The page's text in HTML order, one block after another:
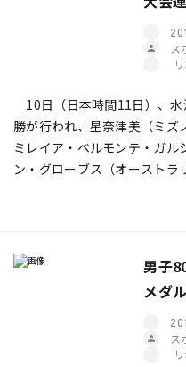
ス
10日（日本時間11日）、
勝が行われ、星奈津美（ミズ
ミレイア・ベルモンテ・ガル
ン・グローブス（オースト
男子
メダ
ス